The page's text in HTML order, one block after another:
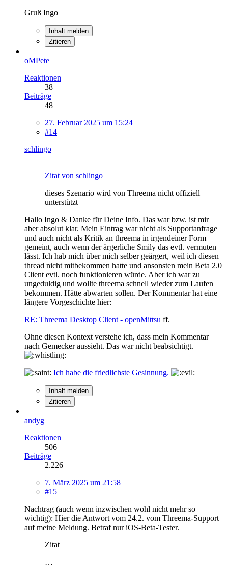
Gruß Ingo
Inhalt melden
Zitieren
oMPete
Reaktionen
38
Beiträge
48
27. Februar 2025 um 15:24
#14
schlingo
Zitat von schlingo
dieses Szenario wird von Threema nicht offiziell
unterstützt
Hallo Ingo & Danke für Deine Info. Das war bzw. ist mir
aber absolut klar. Mein Eintrag war nicht als Supportanfrage
und auch nicht als Kritik an threema in irgendeiner Form
gemeint, auch wenn der ärgerliche Smily das evtl. vermuten
lässt. Ich hab mich über mich selber geärgert, weil ich diesen
thread nicht mitbekommen hatte und ansonsten mein Beta 2.0
Client evtl. noch funktionieren würde. Aber ich war zu
ungeduldig und wollte threema schnell wieder zum Laufen
bekommen. Hätte abwarten sollen. Der Kommentar hat eine
längere Vorgeschichte hier:
RE: Threema Desktop Client - openMittsu ff.
Ohne diesen Kontext verstehe ich, dass mein Kommentar
nach Gemecker aussieht. Das war nicht beabsichtigt.
Ich habe die friedlichste Gesinnung.
Inhalt melden
Zitieren
andyg
Reaktionen
506
Beiträge
2.226
7. März 2025 um 21:58
#15
Nachtrag (auch wenn inzwischen wohl nicht mehr so
wichtig): Hier die Antwort vom 24.2. vom Threema-Support
auf meine Meldung. Betraf nur iOS-Beta-Tester.
Zitat
…